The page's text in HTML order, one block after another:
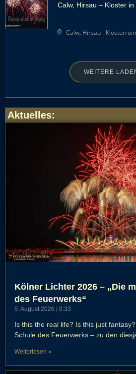
Calw, Hirsau – Kloster
Calw, Hirsau -
WEITERE
Aktuelles:
Kölner Lichter 2026 – „Die
des Feuerwerks“
5. August 2026 0:33
Is this the real life? Is this just
Schule des Feuerwerks – zu den
Weiterlesen »